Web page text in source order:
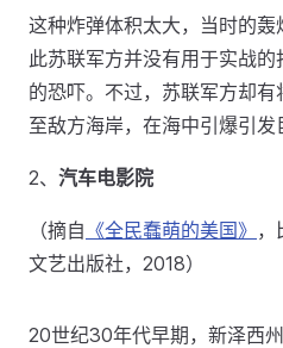
这种炸弹体积太大，当时的
此苏联军方并没有用于实战
的恐吓。不过，苏联军方却
至敌方海岸，在海中引爆引发
2、 汽车电影院
（摘自 《全民蠢萌的美国》 ，
文艺出版社，2018）
20世纪30年代早期，新泽西